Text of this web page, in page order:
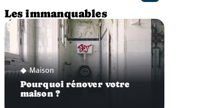
Les immanquables
Maison
Pourquoi rénover votre
maison ?